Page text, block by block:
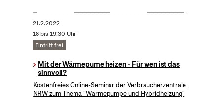
21.2.2022
18 bis 19:30 Uhr
Eintritt frei
Mit der Wärmepume heizen - Für wen ist das
sinnvoll?
Kostenfreies Online-Seminar der Verbraucherzentrale
NRW zum Thema "Wärmepumpe und Hybridheizung"